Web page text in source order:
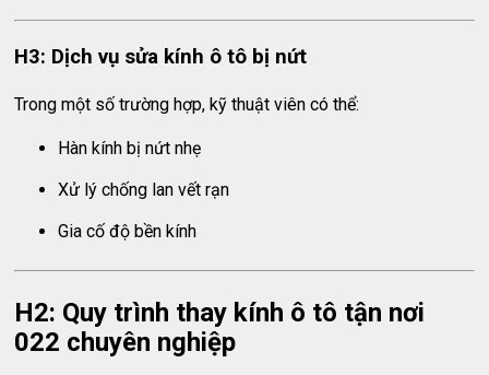
H3: Dịch vụ sửa kính ô tô bị nứt
Trong một số trường hợp, kỹ thuật viên có thể:
Hàn kính bị nứt nhẹ
Xử lý chống lan vết rạn
Gia cố độ bền kính
H2: Quy trình thay kính ô tô tận nơi
022 chuyên nghiệp